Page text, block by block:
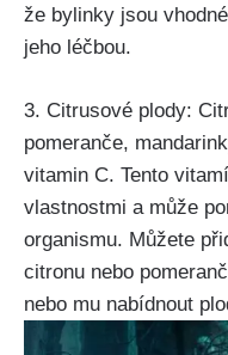
že bylinky jsou​
⁤jeho léčbou.
3. Citrusové⁤ plody:
pomeranče,
vitamin‍ C. Tento
vlastnostmi a může
organismu. Můžete
citronu nebo
nebo‌ mu nabídnout